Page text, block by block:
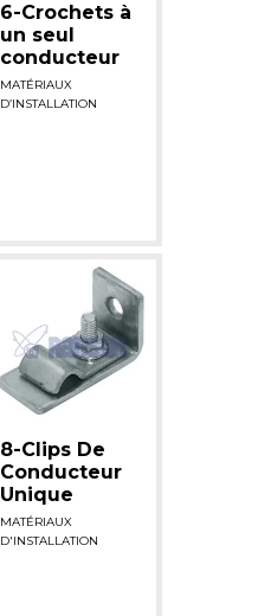
6-Crochets à
un seul
conducteur
MATÉRIAUX
D’INSTALLATION
8-Clips De
Conducteur
Unique
MATÉRIAUX
D'INSTALLATION